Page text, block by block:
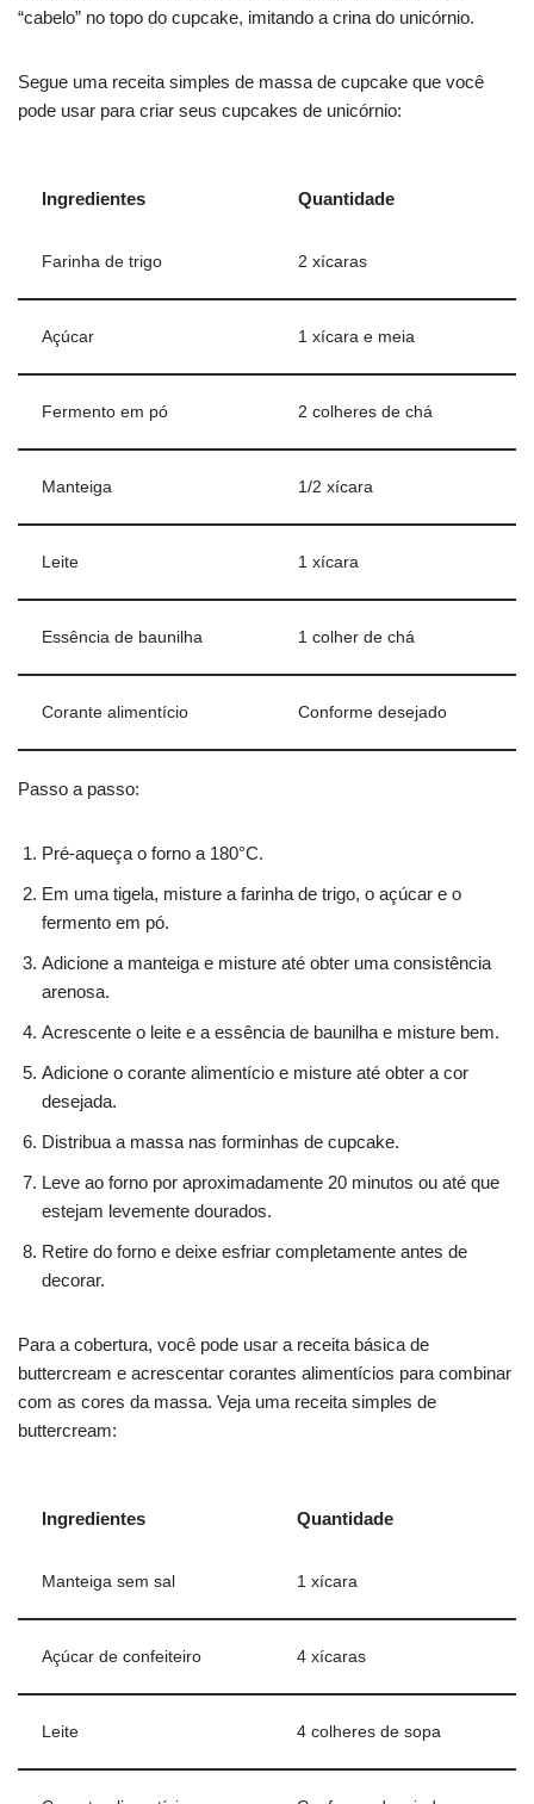
“cabelo” no topo do cupcake, imitando a crina do unicórnio.
Segue uma receita simples de massa de cupcake que você
pode usar para criar seus cupcakes de unicórnio:
Ingredientes Quantidade
Farinha de trigo 2 xícaras
Açúcar 1 xícara e meia
Fermento em pó 2 colheres de chá
Manteiga 1/2 xícara
Leite 1 xícara
Essência de baunilha 1 colher de chá
Corante alimentício Conforme desejado
Passo a passo:
Pré-aqueça o forno a 180°C.
Em uma tigela, misture a farinha de trigo, o açúcar e o
fermento em pó.
Adicione a manteiga e misture até obter uma consistência
arenosa.
Acrescente o leite e a essência de baunilha e misture bem.
Adicione o corante alimentício e misture até obter a cor
desejada.
Distribua a massa nas forminhas de cupcake.
Leve ao forno por aproximadamente 20 minutos ou até que
estejam levemente dourados.
Retire do forno e deixe esfriar completamente antes de
decorar.
Para a cobertura, você pode usar a receita básica de
buttercream e acrescentar corantes alimentícios para combinar
com as cores da massa. Veja uma receita simples de
buttercream:
Ingredientes Quantidade
Manteiga sem sal 1 xícara
Açúcar de confeiteiro 4 xícaras
Leite 4 colheres de sopa